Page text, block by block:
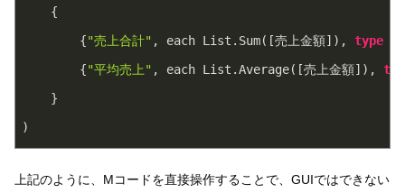
    {
        {
"売上合計" , each List.Sum([売上金額]), type
        {
"平均売上" , each List.Average([売上金額]),
    }
上記のように、Mコードを直接操作することで、GUIではできない